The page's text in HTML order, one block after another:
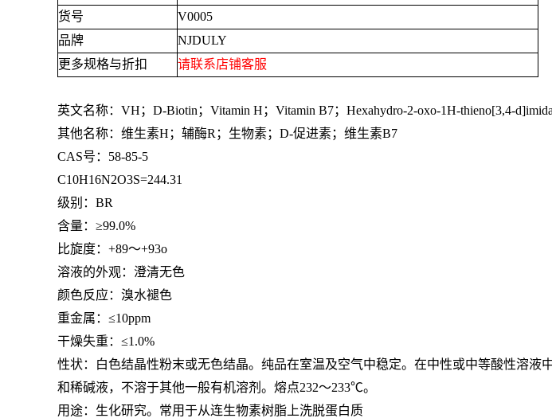
货号
V0005
品牌
NJDULY
更多规格与折扣
请联系店铺客服
英文名称： VH ； D-Biotin ； Vitamin H ； Vitamin B7； Hexahydro-2-oxo-1H-thieno[3,4-
其他名称：维生素H ；辅酶R ；生物素； D-促进素；维生素B7
CAS号： 58-85-5
C10H16N2O3S=244.31
级别： BR
含量：≥99.0%
比旋度： +89～+93o
溶液的外观：澄清无色
颜色反应：溴水褪色
重金属：≤10ppm
干燥失重：≤1.0%
性状：白色结晶性粉末或无色结晶。纯品在室温及空气中稳定。在中性或中等酸性溶
和稀碱液，不溶于其他一般有机溶剂。熔点232～233℃。
用途：生化研究。常用于从连生物素树脂上洗脱蛋白质